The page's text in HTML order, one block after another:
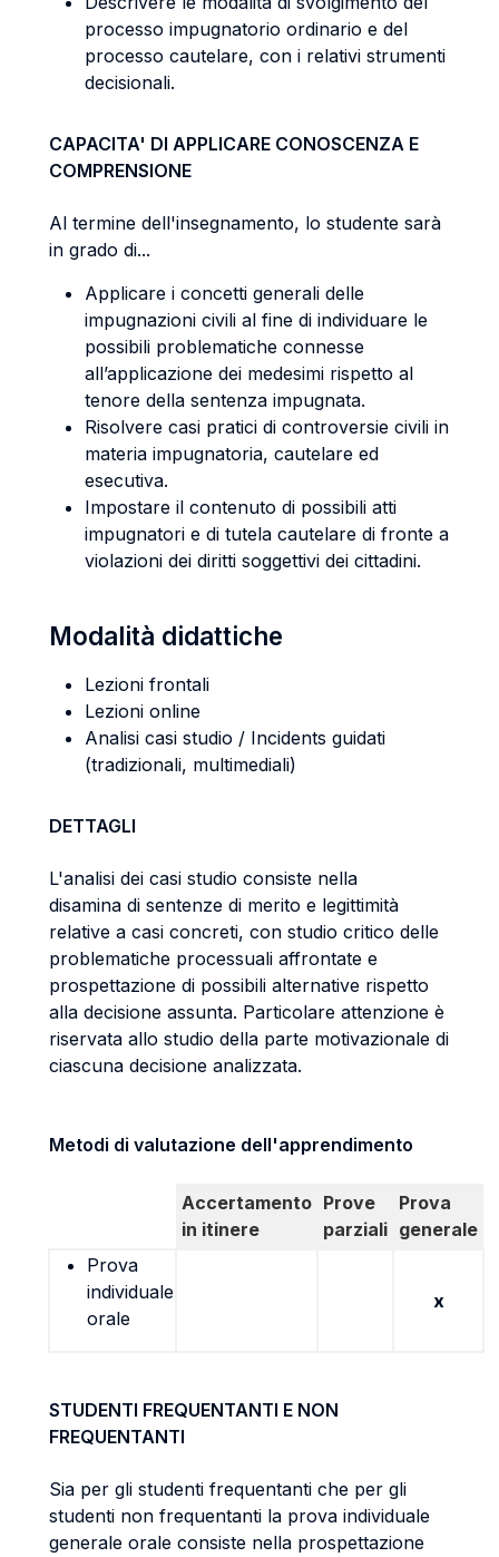
processo impugnatorio ordinario e del
processo cautelare, con i relativi strumenti
decisionali.
CAPACITA' DI APPLICARE CONOSCENZA E
COMPRENSIONE
Al termine dell'insegnamento, lo studente sarà
in grado di...
Applicare i concetti generali delle
impugnazioni civili al fine di individuare le
possibili problematiche connesse
all’applicazione dei medesimi rispetto al
tenore della sentenza impugnata.
Risolvere casi pratici di controversie civili in
materia impugnatoria, cautelare ed
esecutiva.
Impostare il contenuto di possibili atti
impugnatori e di tutela cautelare di fronte a
violazioni dei diritti soggettivi dei cittadini.
Modalità didattiche
Lezioni frontali
Lezioni online
Analisi casi studio / Incidents guidati
(tradizionali, multimediali)
DETTAGLI
L'analisi dei casi studio consiste nella
disamina di sentenze di merito e legittimità
relative a casi concreti, con studio critico delle
problematiche processuali affrontate e
prospettazione di possibili alternative rispetto
alla decisione assunta. Particolare attenzione è
riservata allo studio della parte motivazionale di
ciascuna decisione analizzata.
Metodi di valutazione dell'apprendimento
Accertamento
in itinere
Prove
parziali
Prova
generale
Prova
individuale
orale
x
STUDENTI FREQUENTANTI E NON
FREQUENTANTI
Sia per gli studenti frequentanti che per gli
studenti non frequentanti la prova individuale
generale orale consiste nella prospettazione